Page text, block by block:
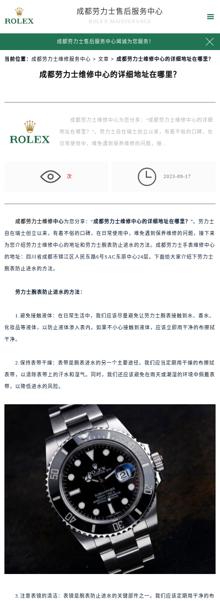
成都劳力士售后服务中心
ROLEX MAINTENANCE

成都劳力士售后服务中心竭诚为您服务！ 
当前位置： 成都劳力士维修服务中心 > 文章 > 成都劳力士维修中心的详细地址在哪里？
成都劳力士维修中心的详细地址在哪里？
成都劳力士维修中心为您分享：“成都劳力士维修中心的详细
地址在哪里？”。劳力士自在瑞士创立以来，有着不俗的口碑，在
日常使用中，难免遇到保养维修的问题，接…
次  2023-09-17
成都劳力士维修中心为您分享：“成都劳力士维修中心的详细地址在哪里？ ”。劳力士
自在瑞士创立以来，有着不俗的口碑，在日常使用中，难免遇到保养维修的问题，接下来
为您介绍劳力士维修中心的地址和劳力士腕表防止进水的方法。成都劳力士手表维修中心
的地址：四川省成都市锦江区人民东路6号SAC东原中心24层。下面给大家介绍下劳力士
腕表防止进水的方法。
劳力士腕表防止进水的方法：
1.避免接触液体：在日常生活中，我们应该尽量避免让劳力士腕表接触到水、香水、
化妆品等液体，以防止液体渗入表内。如果不小心接触到液体，应该立即用干净的布擦拭
干净。
2.保持表带干燥：表带是腕表进水的另一个主要途径。我们应当定期用干燥的布擦拭
表带，以清除表带上的汗水和湿气。同时，我们还应该避免在雨天或潮湿的环境中佩戴表
带，以降低进水的风险。
3.注意表镜的清洁：表镜是腕表防止进水的关键部件之一。我们应该定期用干净的布